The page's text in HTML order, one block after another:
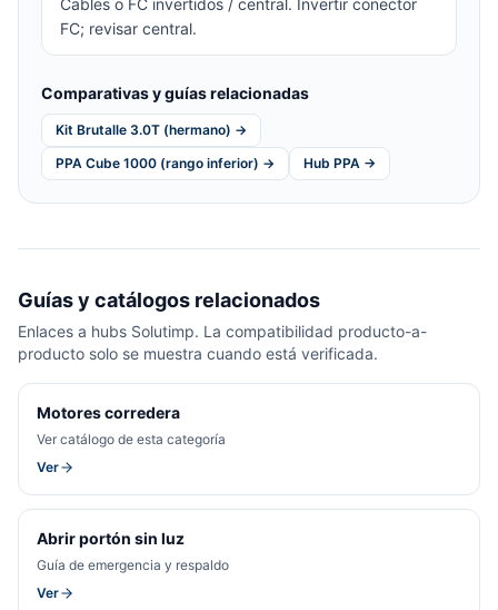
Cables o FC invertidos / central. Invertir conector
FC; revisar central.
Comparativas y guías relacionadas
Kit Brutalle 3.0T (hermano) →
PPA Cube 1000 (rango inferior) →
Hub PPA →
Guías y catálogos relacionados
Enlaces a hubs Solutimp. La compatibilidad producto-a-
producto solo se muestra cuando está verificada.
Motores corredera
Ver catálogo de esta categoría
Ver
Abrir portón sin luz
Guía de emergencia y respaldo
Ver